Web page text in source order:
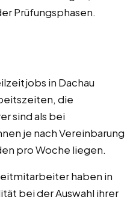
Prüfungsphasen.
in Dachau
die
sind als bei
je nach Vereinbarung
pro Woche liegen.
haben in
bei der Auswahl ihrer